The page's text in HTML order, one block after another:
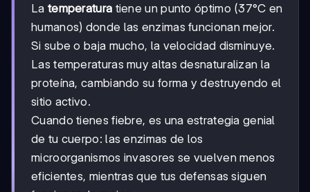
La temperatura tiene un punto óptimo (37°C en
humanos) donde las enzimas funcionan mejor.
Si sube o baja mucho, la velocidad disminuye.
Las temperaturas muy altas desnaturalizan la
proteína, cambiando su forma y destruyendo el
sitio activo.
Cuando tienes fiebre, es una estrategia genial
de tu cuerpo: las enzimas de los
microorganismos invasores se vuelven menos
eficientes, mientras que tus defensas siguen